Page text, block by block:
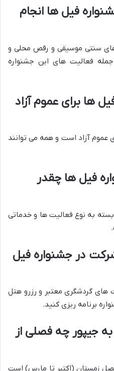
فیل ها انجام
های سنتی موسیقی و رقص محلی و
فعالیت های این جشنواره
ها برای عموم آزاد
عموم آزاد است و همه می توانند
فیل ها چقدر
به نوع فعالیت ها و خدماتی
در جشنواره فیل
های گردشگری معتبر و رزرو هتل
برنامه ریزی کنید.
جیپور چه فصلی از
زمستان (اکتبر تا مارس) است